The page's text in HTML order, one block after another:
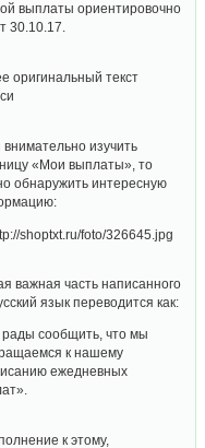
выплаты ориентировочно
30.10.17.
оригинальный текст
внимательно изучить
«Мои выплаты», то
обнаружить интересную
важная часть написанного
язык переводится как:
сообщить, что мы
к нашему
ежедневных
к этому,